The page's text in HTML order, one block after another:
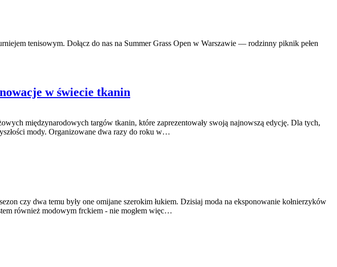
tenisowym. Dołącz do nas na Summer Grass Open w Warszawie — rodzinny piknik pełen
w świecie tkanin
międzynarodowych targów tkanin, które zaprezentowały swoją najnowszą edycję. Dla tych,
mody. Organizowane dwa razy do roku w…
czy dwa temu były one omijane szerokim łukiem. Dzisiaj moda na eksponowanie kołnierzyków
również modowym frckiem - nie mogłem więc…